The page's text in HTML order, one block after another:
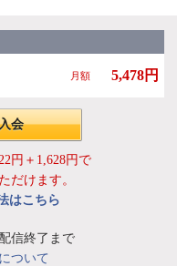
月額 5,478円
会
円＋1,628円で
だけます。
はこちら
信終了まで
ついて